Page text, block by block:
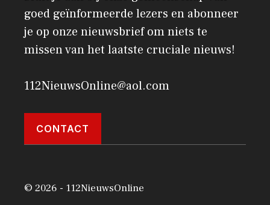
goed geïnformeerde lezers en abonneer
je op onze nieuwsbrief om niets te
missen van het laatste cruciale nieuws!
112NieuwsOnline@aol.com
CONTACT
© 2026 - 112NieuwsOnline